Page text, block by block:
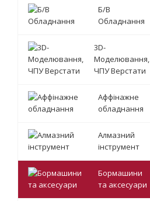
Б/В
Обладнання
3D-
Моделювання,
ЧПУ Верстати
Аффінажне
обладнання
Алмазний
інструмент
Бормашини
та аксесуари